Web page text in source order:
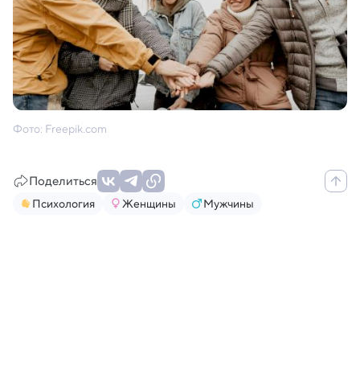
Фото: Freepik.com
Поделиться
Психология Женщины Мужчины